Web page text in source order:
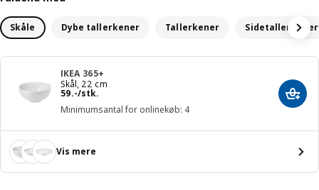
Skåle Dybe tallerkener Tallerkener Sidetallerkener
IKEA 365+
Skål, 22 cm
59.-/stk.
Pris 59.-/stk.
Minimumsantal for onlinekøb: 4
Læg i
Vis mere